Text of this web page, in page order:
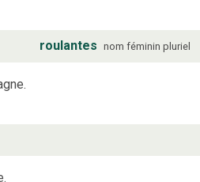
roulantes nom féminin pluriel